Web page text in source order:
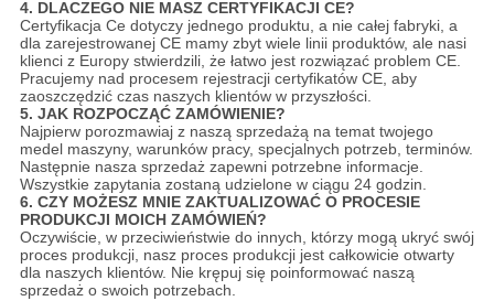
4. DLACZEGO NIE MASZ CERTYFIKACJI CE?
Certyfikacja Ce dotyczy jednego produktu, a nie całej fabryki, a
dla zarejestrowanej CE mamy zbyt wiele linii produktów, ale nasi
klienci z Europy stwierdzili, że łatwo jest rozwiązać problem CE.
Pracujemy nad procesem rejestracji certyfikatów CE, aby
zaoszczędzić czas naszych klientów w przyszłości.
5. JAK ROZPOCZĄĆ ZAMÓWIENIE?
Najpierw porozmawiaj z naszą sprzedażą na temat twojego
medel maszyny, warunków pracy, specjalnych potrzeb, terminów.
Następnie nasza sprzedaż zapewni potrzebne informacje.
Wszystkie zapytania zostaną udzielone w ciągu 24 godzin.
6. CZY MOŻESZ MNIE ZAKTUALIZOWAĆ O PROCESIE
PRODUKCJI MOICH ZAMÓWIEŃ?
Oczywiście, w przeciwieństwie do innych, którzy mogą ukryć swój
proces produkcji, nasz proces produkcji jest całkowicie otwarty
dla naszych klientów. Nie krępuj się poinformować naszą
sprzedaż o swoich potrzebach.